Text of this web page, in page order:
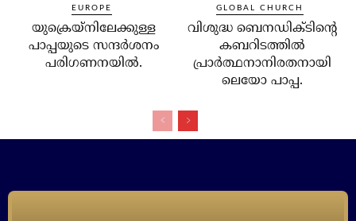
EUROPE
യുക്രെയ്‌നിലേക്കുള്ള
പാപ്പയുടെ സന്ദര്‍ശനം
പരിഗണനയില്‍.
GLOBAL CHURCH
വിശുദ്ധ ബെനഡിക്ടിന്റെ
കബറിടത്തില്‍
പ്രാര്‍ത്ഥനാനിരതനായി
ലെയോ പാപ്പ.